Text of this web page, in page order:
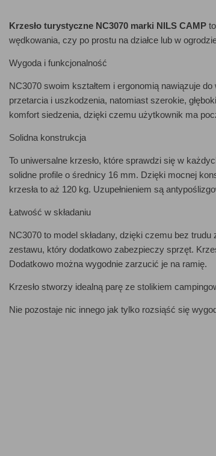
Krzesło turystyczne NC3070 marki NILS CAMP
wędkowania, czy po prostu na działce lub w
Wygoda i funkcjonalność
NC3070 swoim kształtem i ergonomią nawiązuje
przetarcia i uszkodzenia, natomiast szerokie,
komfort siedzenia, dzięki czemu użytkownik ma
Solidna konstrukcja
To uniwersalne krzesło, które sprawdzi się w
solidne profile o średnicy 16 mm. Dzięki mocnej
krzesła to aż 120 kg. Uzupełnieniem są
Łatwość w składaniu
NC3070 to model składany, dzięki czemu bez
zestawu, który dodatkowo zabezpieczy sprzęt.
Dodatkowo można wygodnie zarzucić je na ramię.
Krzesło stworzy idealną parę ze stolikiem
Nie pozostaje nic innego jak tylko rozsiąść się